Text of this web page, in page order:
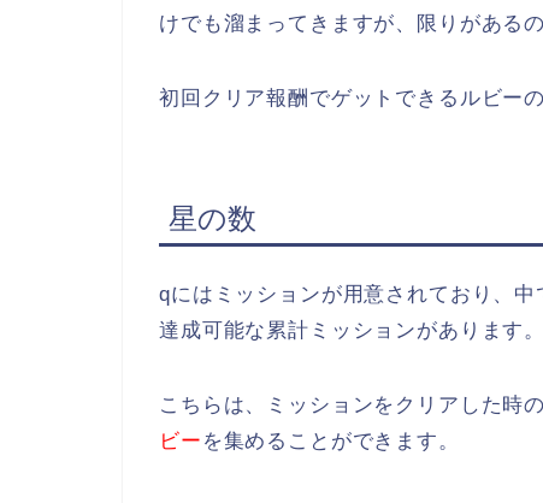
けでも溜まってきますが、限りがある
初回クリア報酬でゲットできるルビー
星の数
qにはミッションが用意されており、
達成可能な累計ミッションがあります。
こちらは、ミッションをクリアした時
ビー を集めることができます。